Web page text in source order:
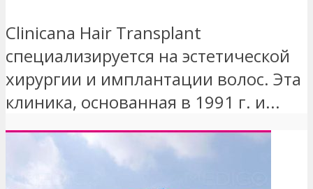
Clinicana Hair Transplant
специализируется на эстетической
хирургии и имплантации волос. Эта
клиника, основанная в 1991 г. и...